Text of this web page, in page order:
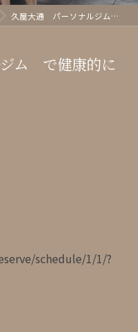
久屋大通 パーソナルジム で健康的にダイエットする方法
ム で健康的に
schedule/1/1/?